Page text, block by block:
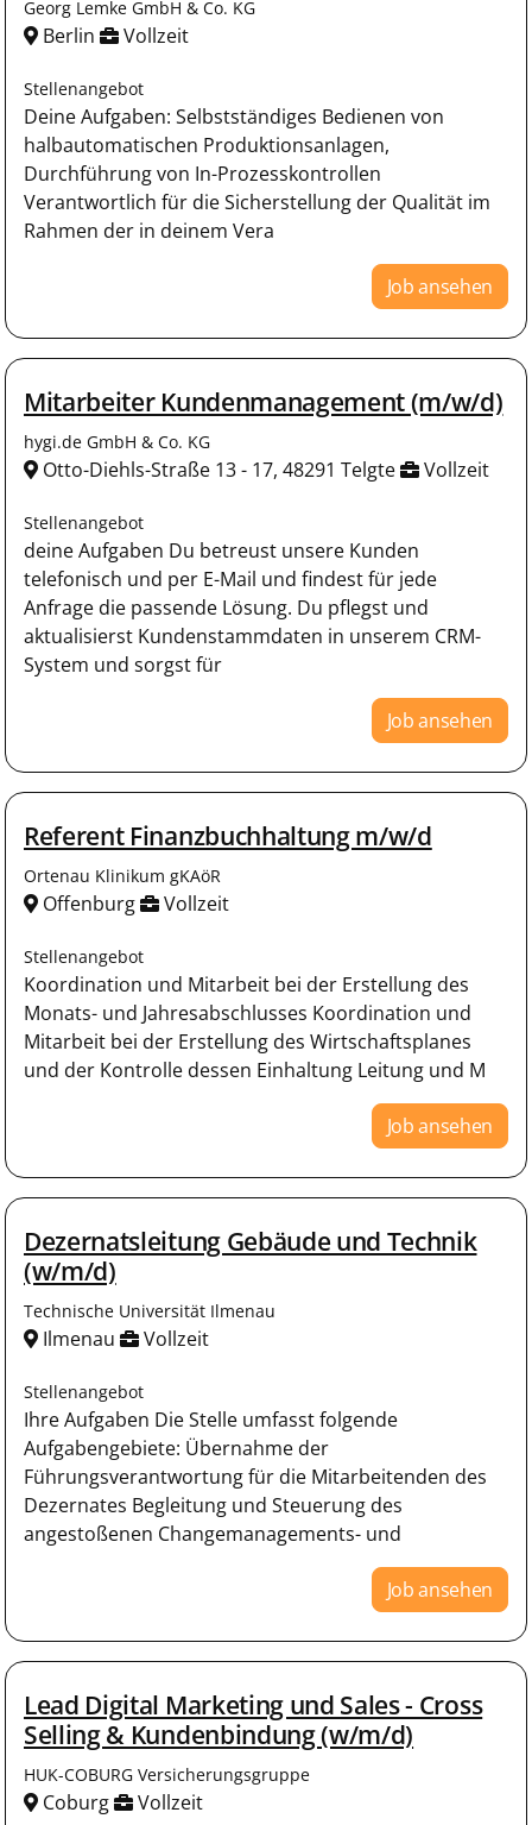
Georg Lemke GmbH & Co. KG
Berlin Vollzeit
Stellenangebot
Deine Aufgaben: Selbstständiges Bedienen von
halbautomatischen Produktionsanlagen,
Durchführung von In-Prozesskontrollen
Verantwortlich für die Sicherstellung der Qualität im
Rahmen der in deinem Vera
Job ansehen
Mitarbeiter Kundenmanagement (m/w/d)
hygi.de GmbH & Co. KG
Otto-Diehls-Straße 13 - 17, 48291 Telgte Vollzeit
Stellenangebot
deine Aufgaben Du betreust unsere Kunden
telefonisch und per E-Mail und findest für jede
Anfrage die passende Lösung. Du pflegst und
aktualisierst Kundenstammdaten in unserem CRM-
System und sorgst für
Job ansehen
Referent Finanzbuchhaltung m/w/d
Ortenau Klinikum gKAöR
Offenburg Vollzeit
Stellenangebot
Koordination und Mitarbeit bei der Erstellung des
Monats- und Jahresabschlusses Koordination und
Mitarbeit bei der Erstellung des Wirtschafts­planes
und der Kontrolle dessen Einhaltung Leitung und M
Job ansehen
Dezernatsleitung Gebäude und Technik
(w/m/d)
Technische Universität Ilmenau
Ilmenau Vollzeit
Stellenangebot
Ihre Aufgaben Die Stelle umfasst folgende
Aufgabengebiete: Übernahme der
Führungsverantwortung für die Mitarbeitenden des
Dezernates Begleitung und Steuerung des
angestoßenen Changemanagements- und
Job ansehen
Lead Digital Marketing und Sales - Cross
Selling & Kundenbindung (w/m/d)
HUK-COBURG Versicherungsgruppe
Coburg Vollzeit